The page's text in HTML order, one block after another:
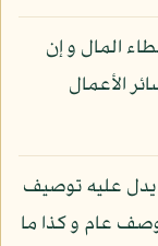
المال و إن
الأعمال
عليه توصيف
وصف عام و كذا ما